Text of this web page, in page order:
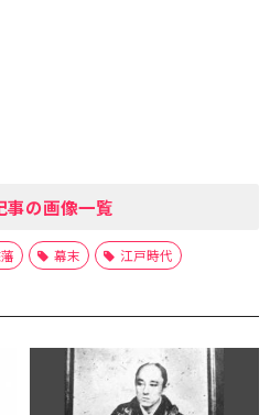
事の画像一覧
幕末 江戸時代